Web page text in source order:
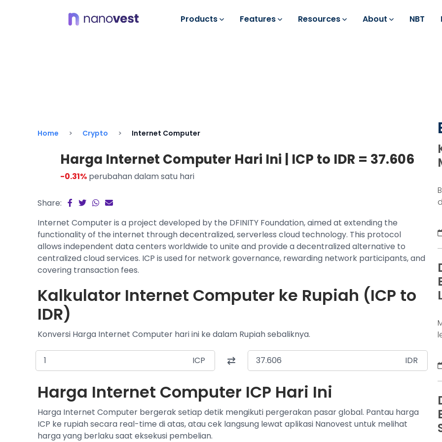
Products Features Resources About NBT
Home Crypto Internet Computer
Harga Internet Computer Hari Ini | ICP to IDR = 37.606
-0.31% perubahan dalam satu hari
Share:
Internet Computer is a project developed by the DFINITY Foundation, aimed at extending the
functionality of the internet through decentralized, serverless cloud technology. This protocol
allows independent data centers worldwide to unite and provide a decentralized alternative to
centralized cloud services. ICP is used for network governance, rewarding network participants, and
covering transaction fees.
Kalkulator Internet Computer ke Rupiah (ICP to
IDR)
Konversi Harga Internet Computer hari ini ke dalam Rupiah sebaliknya.
ICP IDR
Harga Internet Computer ICP Hari Ini
Harga Internet Computer bergerak setiap detik mengikuti pergerakan pasar global. Pantau harga
ICP ke rupiah secara real-time di atas, atau cek langsung lewat aplikasi Nanovest untuk melihat
harga yang berlaku saat eksekusi pembelian.